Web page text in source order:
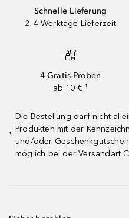
Schnelle Lieferung
2–4 Werktage Lieferzeit
4 Gratis-Proben
ab 10 € ¹
¹
Die Bestellung darf nicht
Produkten mit der
und/oder
möglich bei der Versandart